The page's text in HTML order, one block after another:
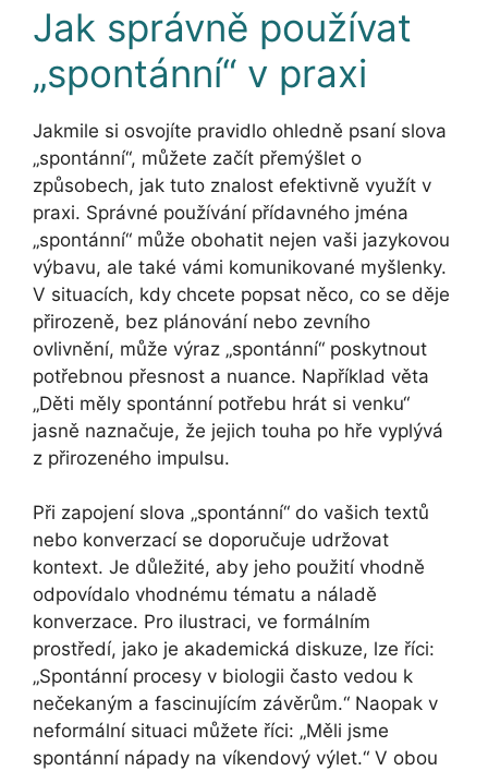
Jak správně používat
„spontánní“ v praxi
Jakmile si osvojíte pravidlo ohledně psaní slova
„spontánní“, můžete začít přemýšlet o
způsobech, jak tuto znalost efektivně využít v
praxi. Správné používání přídavného jména
„spontánní“ může obohatit nejen vaši jazykovou
výbavu, ale také vámi komunikované myšlenky.
V situacích, kdy chcete popsat něco, co se děje
přirozeně, bez plánování nebo zevního
ovlivnění, může výraz „spontánní“ poskytnout
potřebnou přesnost a nuance. Například věta
„Děti měly spontánní potřebu hrát si venku“
jasně naznačuje, že jejich touha po hře vyplývá
z přirozeného impulsu.
Při zapojení slova „spontánní“ do vašich textů
nebo konverzací se doporučuje udržovat
kontext. Je důležité, aby jeho použití vhodně
odpovídalo vhodnému tématu a náladě
konverzace. Pro ilustraci, ve formálním
prostředí, jako je akademická diskuze, lze říci:
„Spontánní procesy v biologii často vedou k
nečekaným a fascinujícím závěrům.“ Naopak v
neformální situaci můžete říci: „Měli jsme
spontánní nápady na víkendový výlet.“ V obou